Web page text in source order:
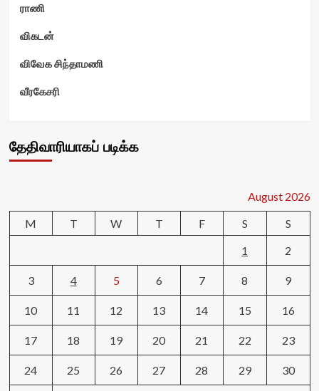
ராணி
விகடன்
விவேக சிந்தாமணி
வீரகேசரி
தேதிவாரியாகப் படிக்க
August 2026
M
T W T F S
S
1
2
3 4 5 6 7 8 9
10 11 12 13 14 15 16
17 18 19 20 21 22 23
24 25 26 27 28 29 30